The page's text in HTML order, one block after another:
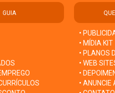
GUIA
•
• MÍDIA KIT
• PLANOS
• WEB
•
• ANUNCIE